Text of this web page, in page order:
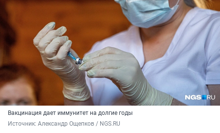
Вакцинация дает иммунитет на долгие годы
Источник: Александр Ощепков / NGS.RU